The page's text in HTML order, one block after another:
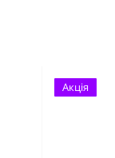
Акція